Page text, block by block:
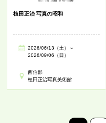
植田正治 写真の昭和
2026/06/13（土）～
2026/09/06（日）
西伯郡
植田正治写真美術館